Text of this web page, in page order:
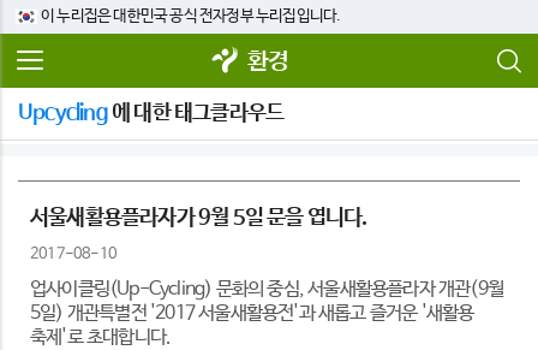
이 누리집은 대한민국 공식 전자정부 누리집입니다.
환경
Upcycling에 대한 태그클라우드
서울새활용플라자가 9월 5일 문을 엽니다.
2017-08-10
업사이클링(Up-Cycling) 문화의 중심, 서울새활용플라자 개관(9월
5일) 개관특별전 '2017 서울새활용전'과 새롭고 즐거운 '새활용
축제'로 초대합니다.